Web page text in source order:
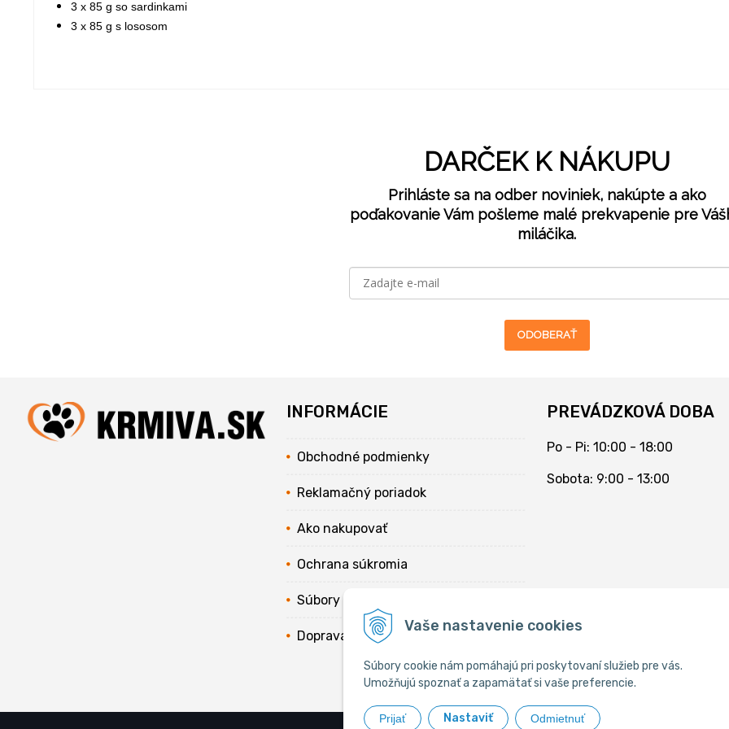
Vaše nastavenie cookies
Súbory cookie nám pomáhajú pri poskytovaní služieb pre vás.
Umožňujú spoznať a zapamätať si vaše preferencie.
Prijať Nastaviť Odmietnuť
3 x 85 g so sardinkami
3 x 85 g s lososom
DARČEK K NÁKUPU
Prihláste sa na odber noviniek, nakúpte a ako
poďakovanie Vám pošleme malé prekvapenie pre
miláčika.
ODOBERAŤ
INFORMÁCIE
Obchodné podmienky
Reklamačný poriadok
Ako nakupovať
Ochrana súkromia
Súbory cookies
Doprava
PREVÁDZKOVÁ DOBA
Po - Pi: 10:00 - 18:00
Sobota: 9:00 - 13:00